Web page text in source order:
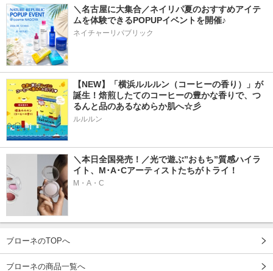
＼名古屋に大集合／ネイリパ夏のおすすめアイテ
ムを体験できるPOPUPイベントを開催♪
ネイチャーリパブリック
【NEW】「横浜ルルルン（コーヒーの香り）」が
誕生！焙煎したてのコーヒーの豊かな香りで、つ
るんと品のあるなめらか肌へ☆彡
ルルルン
＼本日全国発売！／光で遊ぶ”おもち”質感ハイラ
イト、M･A･Cアーティストたちがトライ！
M・A・C
ブローネのTOPへ
ブローネの商品一覧へ